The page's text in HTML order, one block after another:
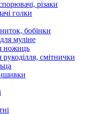
різаки
голки
бобінки
муліне
ножиць
смітнички